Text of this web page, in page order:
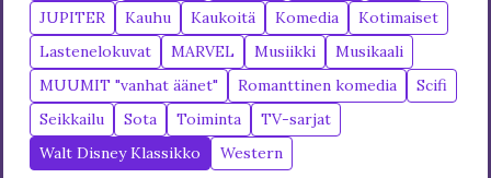
JUPITER
Kauhu Kaukoitä Komedia
Kotimaiset
Lastenelokuvat
MARVEL Musiikki
Musikaali
MUUMIT "vanhat äänet"
Romanttinen komedia
Scifi
Seikkailu
Sota Toiminta
TV-sarjat
Walt Disney Klassikko
Western